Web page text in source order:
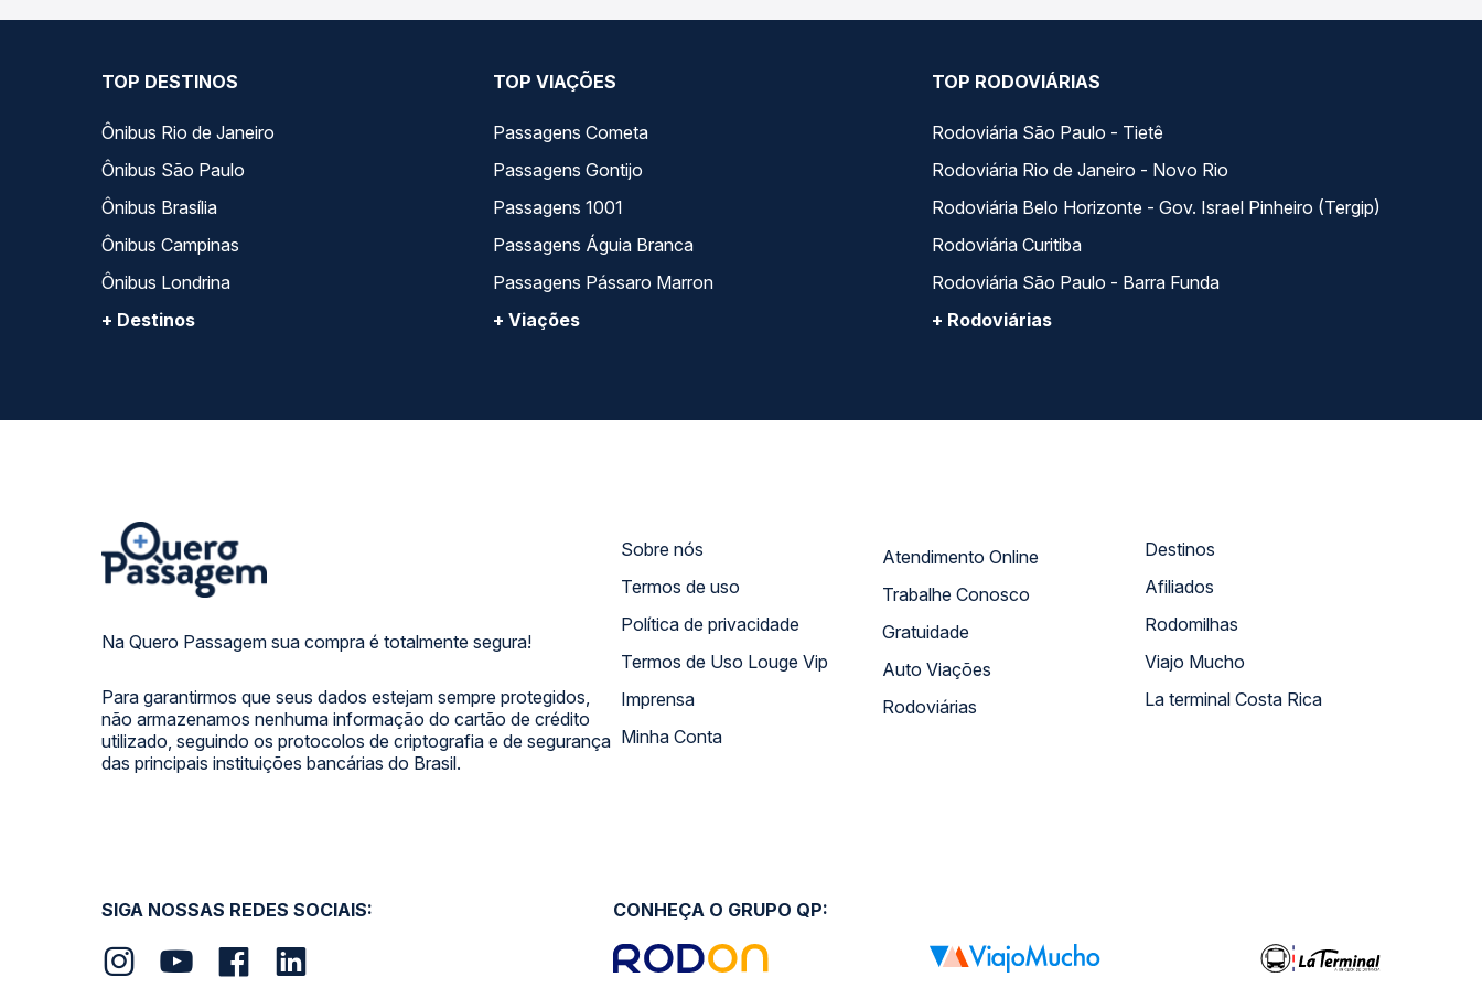
TOP DESTINOS
Ônibus Rio de Janeiro
Ônibus São Paulo
Ônibus Brasília
Ônibus Campinas
Ônibus Londrina
+ Destinos
TOP VIAÇÕES
Passagens Cometa
Passagens Gontijo
Passagens 1001
Passagens Águia Branca
Passagens Pássaro Marron
+ Viações
TOP RODOVIÁRIAS
Rodoviária São Paulo - Tietê
Rodoviária Rio de Janeiro - Novo Rio
Rodoviária Belo Horizonte - Gov. Israel Pinheiro (Tergip)
Rodoviária Curitiba
Rodoviária São Paulo - Barra Funda
+ Rodoviárias
Na Quero Passagem sua compra é totalmente segura!
Para garantirmos que seus dados estejam sempre protegidos,
não armazenamos nenhuma informação do cartão de crédito
utilizado, seguindo os protocolos de criptografia e de segurança
das principais instituições bancárias do Brasil.
Sobre nós
Termos de uso
Política de privacidade
Termos de Uso Louge Vip
Imprensa
Minha Conta
Atendimento Online
Trabalhe Conosco
Gratuidade
Auto Viações
Rodoviárias
Destinos
Afiliados
Rodomilhas
Viajo Mucho
La terminal Costa Rica
SIGA NOSSAS REDES SOCIAIS: CONHEÇA O GRUPO QP: